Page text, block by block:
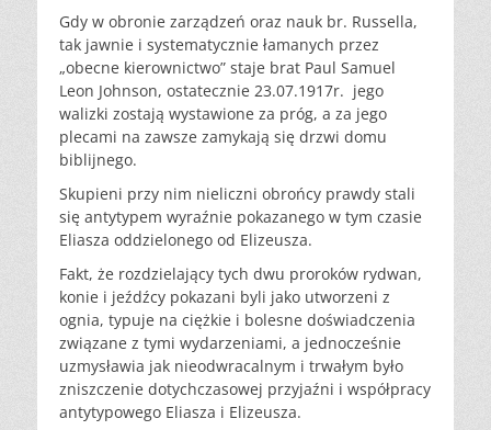
Gdy w obronie zarządzeń oraz nauk br. Russella,
tak jawnie i systematycznie łamanych przez
„obecne kierownictwo” staje brat Paul Samuel
Leon Johnson, ostatecznie 23.07.1917r. jego
walizki zostają wystawione za próg, a za jego
plecami na zawsze zamykają się drzwi domu
biblijnego.
Skupieni przy nim nieliczni obrońcy prawdy stali
się antytypem wyraźnie pokazanego w tym czasie
Eliasza oddzielonego od Elizeusza.
Fakt, że rozdzielający tych dwu proroków rydwan,
konie i jeźdźcy pokazani byli jako utworzeni z
ognia, typuje na ciężkie i bolesne doświadczenia
związane z tymi wydarzeniami, a jednocześnie
uzmysławia jak nieodwracalnym i trwałym było
zniszczenie dotychczasowej przyjaźni i współpracy
antytypowego Eliasza i Elizeusza.